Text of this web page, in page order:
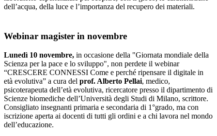
dell’acqua, della luce e l’importanza del recupero dei materiali.
Webinar magister in novembre
Lunedì 10 novembre, in occasione della "Giornata mondiale della
Scienza per la pace e lo sviluppo", non perdete il webinar
“CRESCERE CONNESSI Come e perché ripensare il digitale in
età evolutiva” a cura del prof. Alberto Pellai, medico,
psicoterapeuta dell’età evolutiva, ricercatore presso il dipartimento di
Scienze biomediche dell’Università degli Studi di Milano, scrittore.
Consigliato insegnanti primaria e secondaria di 1°grado, ma con
iscrizione aperta ai docenti di tutti gli ordini e a chi lavora nel mondo
dell’educazione.